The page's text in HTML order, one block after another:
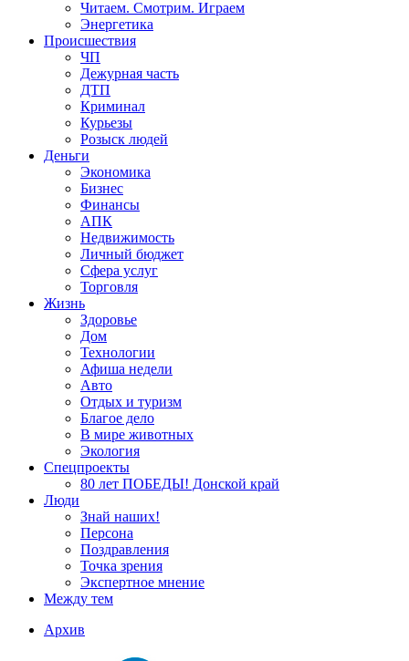
Читаем. Смотрим. Играем
Энергетика
Происшествия
ЧП
Дежурная часть
ДТП
Криминал
Курьезы
Розыск людей
Деньги
Экономика
Бизнес
Финансы
АПК
Недвижимость
Личный бюджет
Сфера услуг
Торговля
Жизнь
Здоровье
Дом
Технологии
Афиша недели
Авто
Отдых и туризм
Благое дело
В мире животных
Экология
Спецпроекты
80 лет ПОБЕДЫ! Донской край
Люди
Знай наших!
Персона
Поздравления
Точка зрения
Экспертное мнение
Между тем
Архив